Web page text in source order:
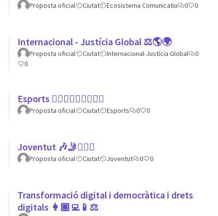
Proposta oficial Ciutat Ecosistema Comunicatiu 0 0
Internacional - Justícia Global ⚖️🌎🌍
Proposta oficial Ciutat Internacional-Justícia Global
0
0
Esports 🏃🏾‍♀⛹🏼‍♀🏄🏼‍♂
Proposta oficial Ciutat Esports 0 0
Joventut 🎶🤳🙇🏽‍♀
Proposta oficial Ciutat Joventut 0 0
Transformació digital i democràtica i drets
digitals 👩🏽‍💻📱⚖